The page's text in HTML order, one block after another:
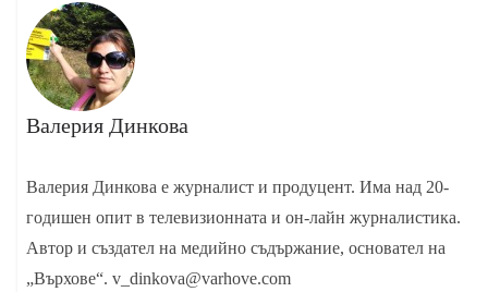
Валерия Динкова
Валерия Динкова е журналист и продуцент. Има над 20-
годишен опит в телевизионната и он-лайн журналистика.
Автор и създател на медийно съдържание, основател на
„Върхове“. v_dinkova@varhove.com